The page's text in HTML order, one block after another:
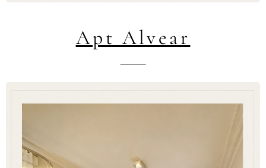
Apt Alvear